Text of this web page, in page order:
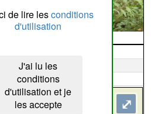
de lire lesconditions
d'utilisation
J'ai lu les
conditions
d'utilisation et je
les accepte
⤢